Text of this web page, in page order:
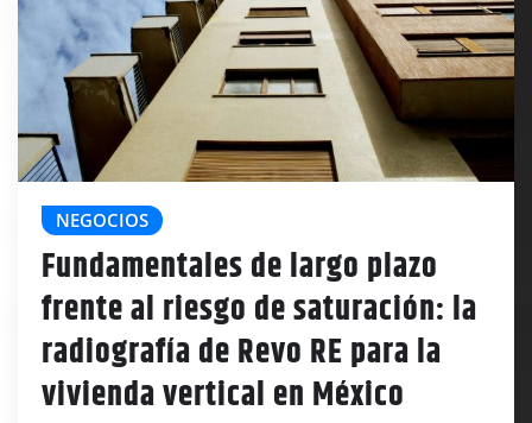
NEGOCIOS
Fundamentales de largo plazo
frente al riesgo de saturación: la
radiografía de Revo RE para la
vivienda vertical en México